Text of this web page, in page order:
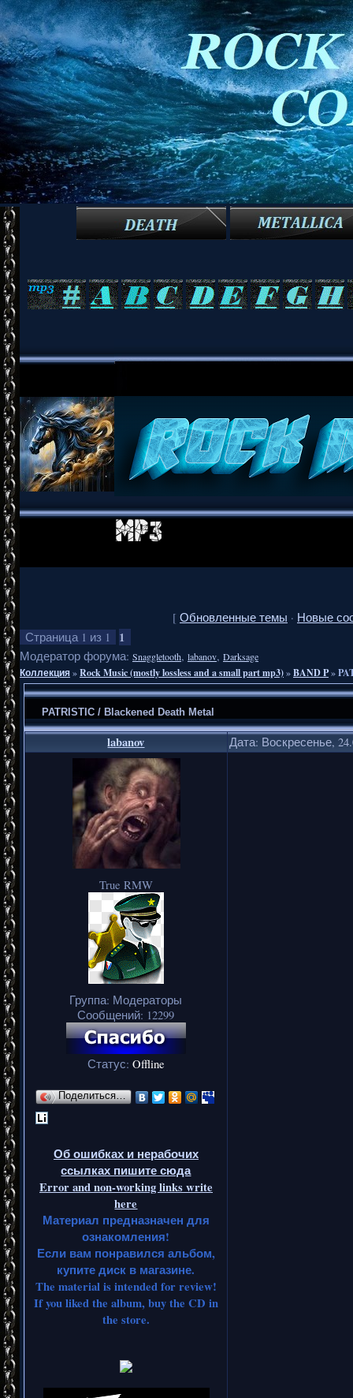
[ Обновленные темы · Новые
Страница 1 из 1 1
Модератор форума: Snaggletooth, labanov, Darksage
Коллекция»Rock Music (mostly lossless and a small part mp3)»BAND P»
PATRISTIC / Blackened Death Metal
labanov Дата: Воскресенье,
True RMW
Группа: Модераторы
Сообщений: 12299
Статус: Offline
Поделиться…
Об ошибках и нерабочих
ссылках пишите сюда
Error and non-working links write
here
Материал предназначен для
ознакомления!
Если вам понравился альбом,
купите диск в магазине.
The material is intended for review!
If you liked the album, buy the CD in
the store.